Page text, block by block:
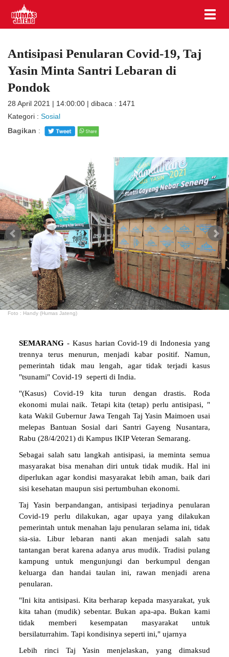
Antisipasi Penularan Covid-19, Taj
Yasin Minta Santri Lebaran di
Pondok
28 April 2021 | 14:00:00 | dibaca : 1471
Kategori : Sosial
Bagikan :
Foto : Handy (Humas Jateng)
SEMARANG- Kasus harian Covid-19 di Indonesia yang
trennya terus menurun, menjadi kabar positif. Namun,
pemerintah tidak mau lengah, agar tidak terjadi kasus
"tsunami" Covid-19 seperti di India.
"(Kasus) Covid-19 kita turun dengan drastis. Roda
ekonomi mulai naik. Tetapi kita (tetap) perlu antisipasi, "
kata Wakil Gubernur Jawa Tengah Taj Yasin Maimoen usai
melepas Bantuan Sosial dari Santri Gayeng Nusantara,
Rabu (28/4/2021) di Kampus IKIP Veteran Semarang.
Sebagai salah satu langkah antisipasi, ia meminta semua
masyarakat bisa menahan diri untuk tidak mudik. Hal ini
diperlukan agar kondisi masyarakat lebih aman, baik dari
sisi kesehatan maupun sisi pertumbuhan ekonomi.
Taj Yasin berpandangan, antisipasi terjadinya penularan
Covid-19 perlu dilakukan, agar upaya yang dilakukan
pemerintah untuk menahan laju penularan selama ini, tidak
sia-sia. Libur lebaran nanti akan menjadi salah satu
tantangan berat karena adanya arus mudik. Tradisi pulang
kampung untuk mengunjungi dan berkumpul dengan
keluarga dan handai taulan ini, rawan menjadi arena
penularan.
"Ini kita antisipasi. Kita berharap kepada masyarakat, yuk
kita tahan (mudik) sebentar. Bukan apa-apa. Bukan kami
tidak memberi kesempatan masyarakat untuk
bersilaturrahim. Tapi kondisinya seperti ini," ujarnya
Lebih rinci Taj Yasin menjelaskan, yang dimaksud